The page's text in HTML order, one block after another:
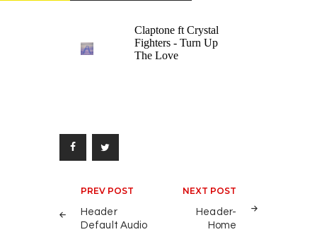
Navigazione
articoli
PREV POST
Header
Default Audio
NEXT POST
Header-
Home